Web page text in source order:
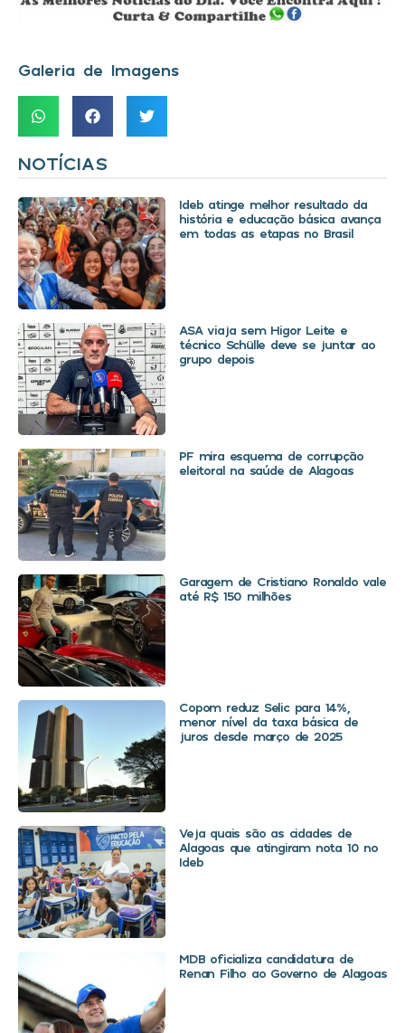
Galeria de Imagens
NOTÍCIAS
Ideb atinge melhor resultado da
história e educação básica avança
em todas as etapas no Brasil
ASA viaja sem Higor Leite e
técnico Schülle deve se juntar ao
grupo depois
PF mira esquema de corrupção
eleitoral na saúde de Alagoas
Garagem de Cristiano Ronaldo vale
até R$ 150 milhões
Copom reduz Selic para 14%,
menor nível da taxa básica de
juros desde março de 2025
Veja quais são as cidades de
Alagoas que atingiram nota 10 no
Ideb
MDB oficializa candidatura de
Renan Filho ao Governo de Alagoas